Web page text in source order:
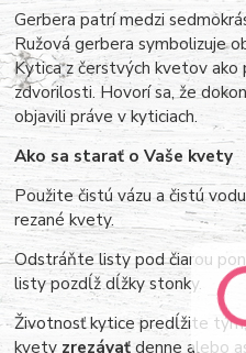
Gerbera patrí medzi
Ružová gerbera symbolizuje
Kytica z čerstvých kvetov ako
zdvorilosti. Hovorí sa, že
objavili práve v kyticiach.
Ako sa starať o Vaše kvety
Použite čistú vázu a čistú
rezané kvety.
Odstráňte listy pod čiarou
listy pozdĺž dĺžky stonky.
Životnosť kytice predĺžite
kvety zrezávaťdenne alebo